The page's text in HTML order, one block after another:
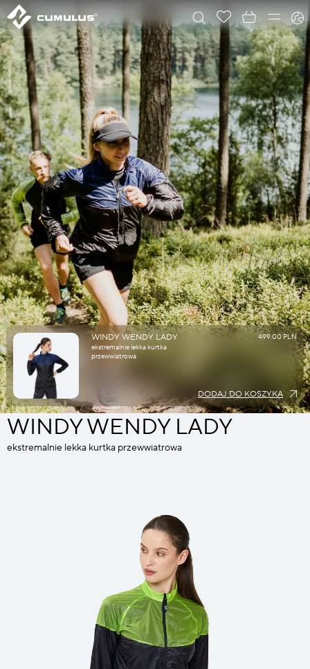
WINDY WENDY LADY
ekstremalnie lekka kurtka
przewwiatrowa
499.00 PLN
DODAJ DO KOSZYKA
WINDY WENDY LADY
ekstremalnie lekka kurtka przewwiatrowa